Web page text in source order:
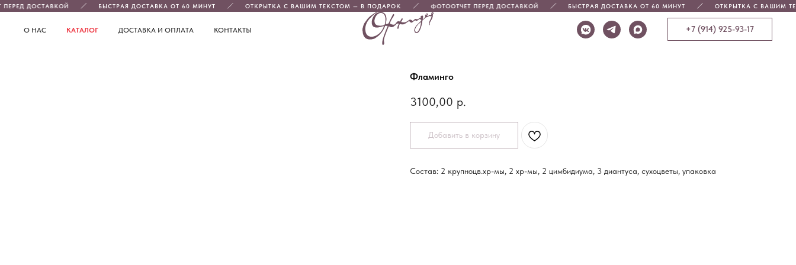
ДОСТАВКОЙ БЫСТРАЯ ДОСТАВКА ОТ 60 МИНУТ ОТКРЫТКА С ВАШИМ ТЕКСТОМ — В ПОДАРОК ФОТООТЧЕТ ПЕРЕД ДОСТАВКОЙ БЫСТРАЯ ДОСТАВКА ОТ 60 МИНУТ ОТКРЫТКА С ВАШИМ
О НАС КАТАЛОГ ДОСТАВКА И ОПЛАТА КОНТАКТЫ +7 (914) 925-93-17
Фламинго
3100,00 р.
Добавить в корзину
Состав: 2 крупноцв.хр-мы, 2 хр-мы, 2 цимбидиума, 3 диантуса, сухоцветы, упаковка